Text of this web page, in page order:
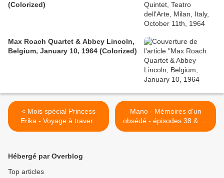
(Colorized)
Max Roach Quartet & Abbey Lincoln,
Belgium, January 10, 1964 (Colorized)
< Mois spécial Princess
Erika - Voyage à travers
une carrière musicale
Mano - Mémoires d'un
obsédé - épisodes 38 & 39
(the end... that's all folks !)
Hébergé par Overblog
Top articles